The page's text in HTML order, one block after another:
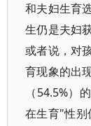
和夫妇生育
生仍是夫妇
或者说，对
育现象的出
（54.5%）
在生育"性别